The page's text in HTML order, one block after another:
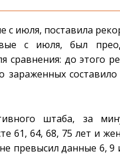
июля, поставила
с июля, был
сравнения: до этого
зараженных
штаба, за
61, 64, 68, 75 лет и
превысил данные 6, 9